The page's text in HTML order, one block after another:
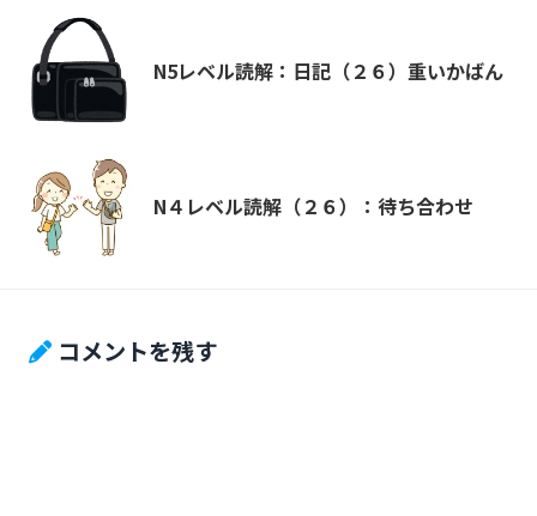
N5レベル読解：日記（２６）重いかばん
N４レベル読解（２６）：待ち合わせ
コメントを残す